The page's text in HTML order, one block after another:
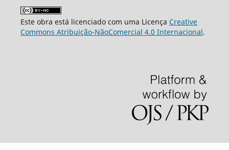
Este obra está licenciado com uma Licença Creative
Commons Atribuição-NãoComercial 4.0 Internacional.